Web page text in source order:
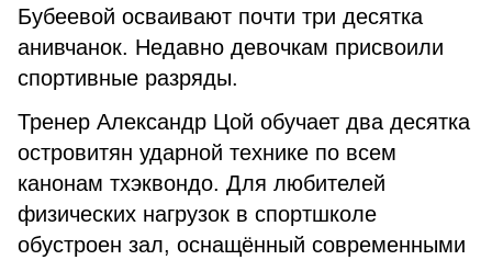
Бубеевой осваивают почти три десятка
анивчанок. Недавно девочкам присвоили
спортивные разряды.
Тренер Александр Цой обучает два десятка
островитян ударной технике по всем
канонам тхэквондо. Для любителей
физических нагрузок в спортшколе
обустроен зал, оснащённый современными